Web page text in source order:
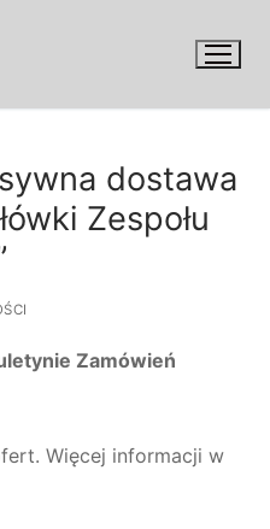
dostawa
Zespołu
Zamówień
Więcej informacji w